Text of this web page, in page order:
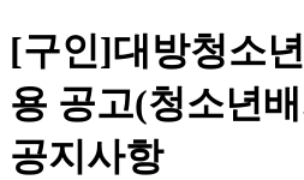
[구인]대방청소
용 공고(청소년
공지사항